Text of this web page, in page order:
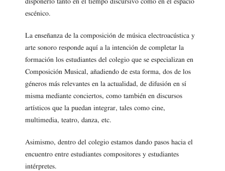
disponerlo tanto en el tiempo discursivo como en el espacio
escénico.
La enseñanza de la composición de música electroacústica y
arte sonoro responde aquí a la intención de completar la
formación los estudiantes del colegio que se especializan en
Composición Musical, añadiendo de esta forma, dos de los
géneros más relevantes en la actualidad, de difusión en sí
misma mediante conciertos, como también en discursos
artísticos que la puedan integrar, tales como cine,
multimedia, teatro, danza, etc.
Asimismo, dentro del colegio estamos dando pasos hacia el
encuentro entre estudiantes compositores y estudiantes
intérpretes.